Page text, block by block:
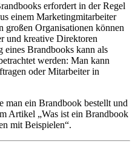
erfordert in der Regel
einem Marketingmitarbeiter
großen Organisationen können
und kreative Direktoren
eines Brandbooks kann als
werden: Man kann
oder Mitarbeiter in
man ein Brandbook bestellt und
Artikel „Was ist ein Brandbook
mit Beispielen“.